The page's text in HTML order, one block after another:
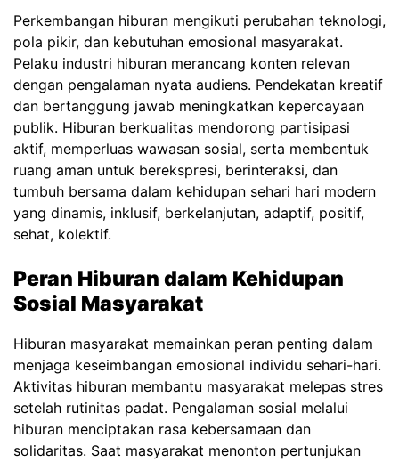
Perkembangan hiburan mengikuti perubahan teknologi,
pola pikir, dan kebutuhan emosional masyarakat.
Pelaku industri hiburan merancang konten relevan
dengan pengalaman nyata audiens. Pendekatan kreatif
dan bertanggung jawab meningkatkan kepercayaan
publik. Hiburan berkualitas mendorong partisipasi
aktif, memperluas wawasan sosial, serta membentuk
ruang aman untuk berekspresi, berinteraksi, dan
tumbuh bersama dalam kehidupan sehari hari modern
yang dinamis, inklusif, berkelanjutan, adaptif, positif,
sehat, kolektif.
Peran Hiburan dalam Kehidupan
Sosial Masyarakat
Hiburan masyarakat memainkan peran penting dalam
menjaga keseimbangan emosional individu sehari-hari.
Aktivitas hiburan membantu masyarakat melepas stres
setelah rutinitas padat. Pengalaman sosial melalui
hiburan menciptakan rasa kebersamaan dan
solidaritas. Saat masyarakat menonton pertunjukan